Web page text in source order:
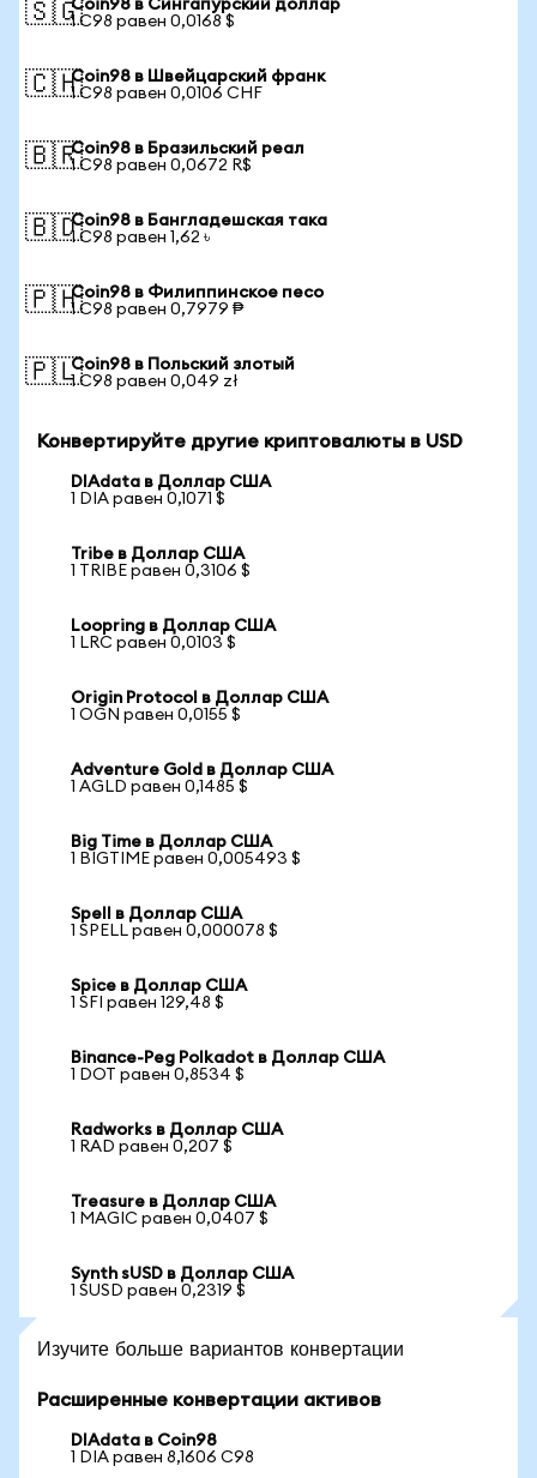
🇸🇬Coin98 в Сингапурский доллар
1 C98 равен 0,0168 $
🇨🇭Coin98 в Швейцарский франк
1 C98 равен 0,0106 CHF
🇧🇷Coin98 в Бразильский реал
1 C98 равен 0,0672 R$
🇧🇩Coin98 в Бангладешская така
1 C98 равен 1,62 ৳
🇵🇭Coin98 в Филиппинское песо
1 C98 равен 0,7979 ₱
🇵🇱Coin98 в Польский злотый
1 C98 равен 0,049 zł
Конвертируйте другие криптовалюты в USD
DIAdata в Доллар США
1 DIA равен 0,1071 $
Tribe в Доллар США
1 TRIBE равен 0,3106 $
Loopring в Доллар США
1 LRC равен 0,0103 $
Origin Protocol в Доллар США
1 OGN равен 0,0155 $
Adventure Gold в Доллар США
1 AGLD равен 0,1485 $
Big Time в Доллар США
1 BIGTIME равен 0,005493 $
Spell в Доллар США
1 SPELL равен 0,000078 $
Spice в Доллар США
1 SFI равен 129,48 $
Binance-Peg Polkadot в Доллар США
1 DOT равен 0,8534 $
Radworks в Доллар США
1 RAD равен 0,207 $
Treasure в Доллар США
1 MAGIC равен 0,0407 $
Synth sUSD в Доллар США
1 SUSD равен 0,2319 $
Изучите больше вариантов конвертации
Расширенные конвертации активов
DIAdata в Coin98
1 DIA равен 8,1606 C98